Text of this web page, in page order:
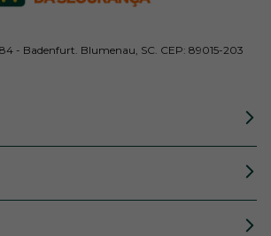
- Badenfurt. Blumenau, SC. CEP: 89015-203